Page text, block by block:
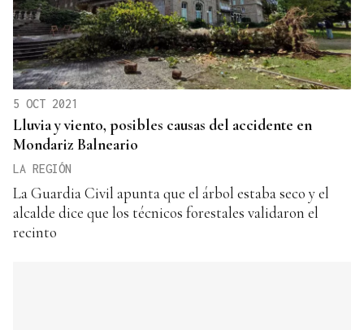
5 OCT 2021
Lluvia y viento, posibles causas del accidente en
Mondariz Balneario
LA REGIÓN
La Guardia Civil apunta que el árbol estaba seco y el
alcalde dice que los técnicos forestales validaron el
recinto